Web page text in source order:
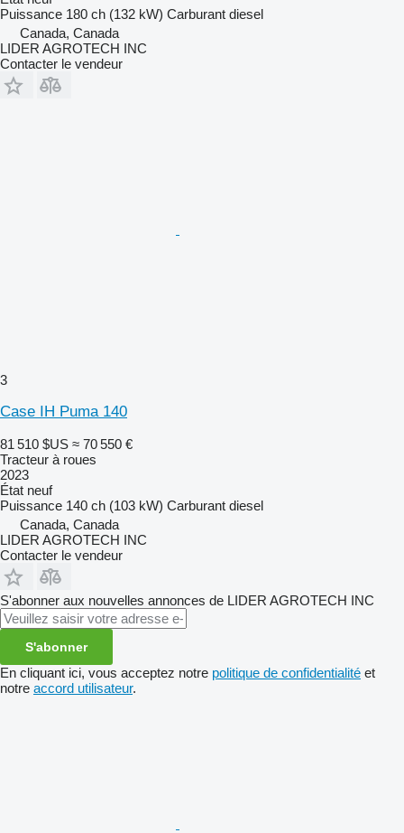
Puissance 180 ch (132 kW) Carburant diesel
Canada, Canada
LIDER AGROTECH INC
Contacter le vendeur
3
Case IH Puma 140
81 510 $US ≈ 70 550 €
Tracteur à roues
2023
État neuf
Puissance 140 ch (103 kW) Carburant diesel
Canada, Canada
LIDER AGROTECH INC
Contacter le vendeur
S'abonner aux nouvelles annonces de LIDER AGROTECH INC
S'abonner
En cliquant ici, vous acceptez notre politique de confidentialité et
notre accord utilisateur.